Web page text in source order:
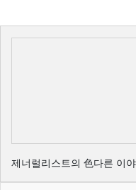
제너럴리스트의 色다른 이